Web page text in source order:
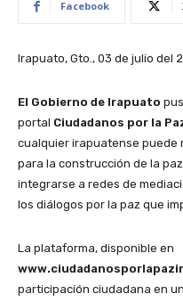
Facebook
Irapuato, Gto., 03 de julio del
El Gobierno de Irapuato
portal Ciudadanos por la
cualquier irapuatense puede
para la construcción de la
integrarse a redes de
los diálogos por la paz que
La plataforma, disponible en
participación ciudadana en